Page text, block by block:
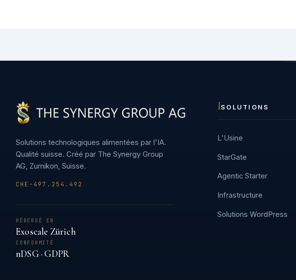
Solutions technologiques alimentées par l'IA.
Qualité suisse. Créé par The Synergy Group
AG, Zumikon, Suisse.
CHE-497.254.492
HÉBERGÉ EN
Exoscale Zürich
CONFORMITÉ
nDSG · GDPR
ISOLUTIONS
L'Usine
StarGate
Agentic Starter
Infrastructure
Solutions WordPress